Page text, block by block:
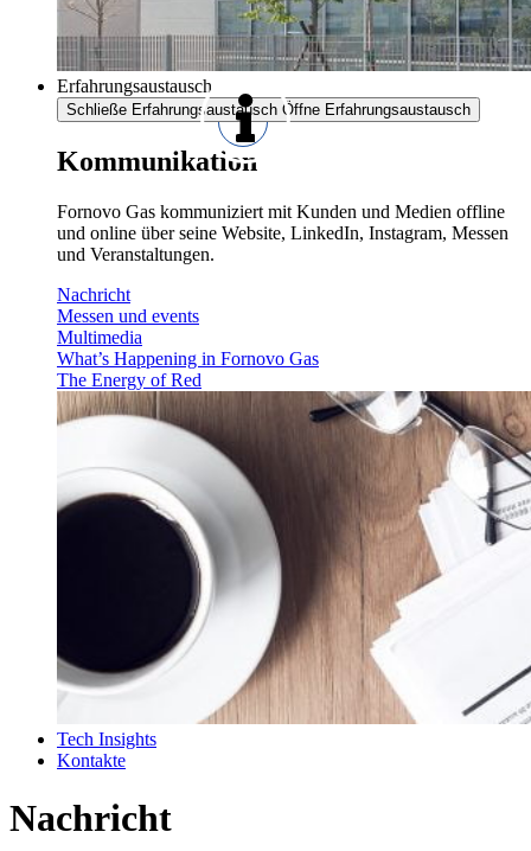
Erfahrungsaustausch
Schließe Erfahrungsaustausch Öffne Erfahrungsaustausch
Kommunikation
Fornovo Gas kommuniziert mit Kunden und Medien offline
und online über seine Website, LinkedIn, Instagram, Messen
und Veranstaltungen.
Nachricht
Messen und events
Multimedia
What’s Happening in Fornovo Gas
The Energy of Red
Tech Insights
Kontakte
Nachricht